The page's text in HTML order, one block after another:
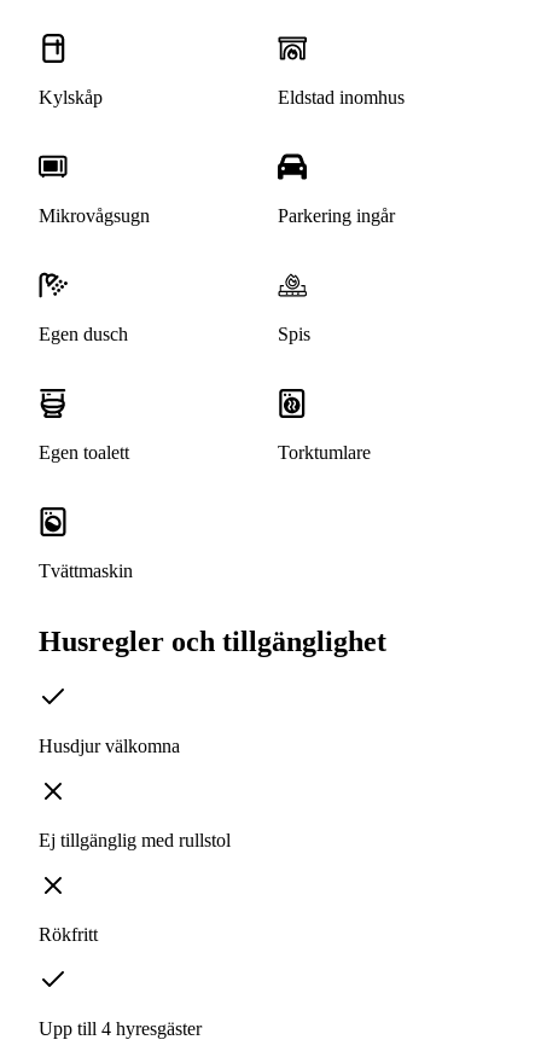
Kylskåp Eldstad inomhus
Mikrovågsugn Parkering ingår
Egen dusch Spis
Egen toalett Torktumlare
Tvättmaskin
Husregler och tillgänglighet
Husdjur välkomna
Ej tillgänglig med rullstol
Rökfritt
Upp till 4 hyresgäster